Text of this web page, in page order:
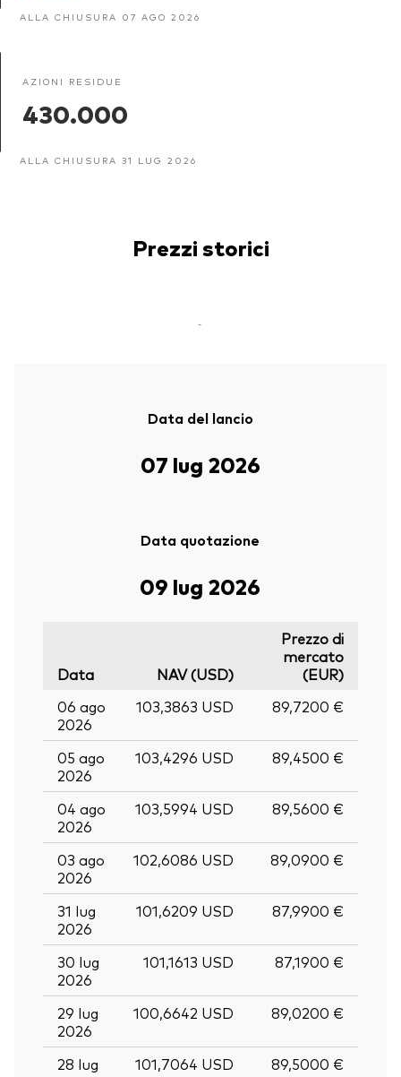
ALLA CHIUSURA 07 AGO 2026
AZIONI RESIDUE
430.000
ALLA CHIUSURA 31 LUG 2026
Prezzi storici
-
Data del lancio
07 lug 2026
Data quotazione
09 lug 2026
Data NAV (USD)
Prezzo di
mercato
(EUR)
06 ago
2026
103,3863 USD 89,7200 €
05 ago
2026
103,4296 USD 89,4500 €
04 ago
2026
103,5994 USD 89,5600 €
03 ago
2026
102,6086 USD 89,0900 €
31 lug
2026
101,6209 USD 87,9900 €
30 lug
2026
101,1613 USD 87,1900 €
29 lug
2026
100,6642 USD 89,0200 €
28 lug
101,7064 USD 89,5000 €